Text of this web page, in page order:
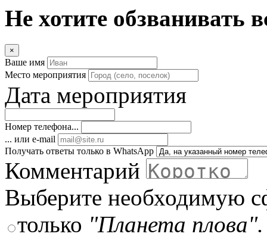
Не хотите обзванивать
×
Ваше имя
Место мероприятия
Дата мероприятия
Номер телефона...
... или e-mail
Получать ответы только в WhatsApp
Комментарий
Выберите необходимую
только "Планета